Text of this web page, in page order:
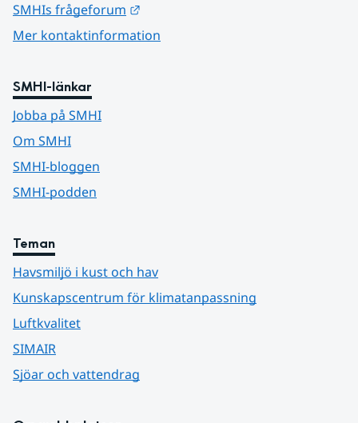
SMHIs frågeforum
Mer kontaktinformation
SMHI-länkar
Jobba på SMHI
Om SMHI
SMHI-bloggen
SMHI-podden
Teman
Havsmiljö i kust och hav
Kunskapscentrum för klimatanpassning
Luftkvalitet
SIMAIR
Sjöar och vattendrag